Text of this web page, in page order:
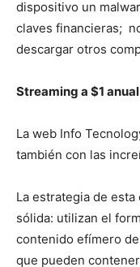
dispositivo un
claves financieras;
descargar otros
Streaming a $1 anual
La web Info
también con las
La estrategia de
sólida: utilizan el
contenido efímero
que pueden